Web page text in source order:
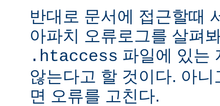
반대로 문서에 접근할때
아파치 오류로그를 살펴
.htaccess 파일에 있는
않는다고 할 것이다. 아
면 오류를 고친다.